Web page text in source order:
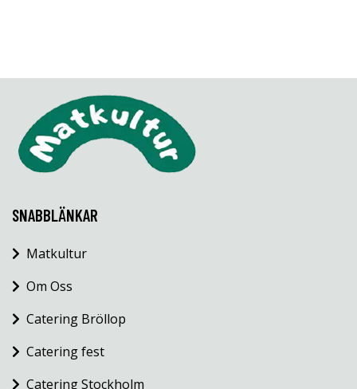
SNABBLÄNKAR
Matkultur
Om Oss
Catering Bröllop
Catering fest
Catering Stockholm